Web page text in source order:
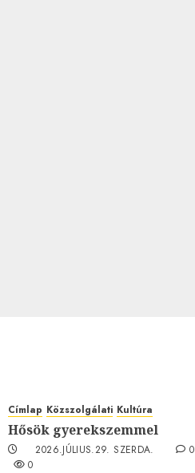
Címlap Közszolgálati Kultúra
Hősök gyerekszemmel
2026.JÚLIUS.29. SZERDA.
0
0